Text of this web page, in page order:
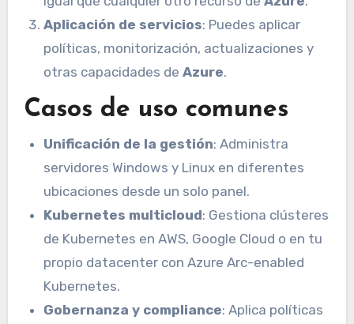
Aplicación de servicios: Puedes aplicar
políticas, monitorización, actualizaciones y
otras capacidades deAzure.
Casos de uso comunes
Unificación de la gestión: Administra
servidores Windows y Linux en diferentes
ubicaciones desde un solo panel.
Kubernetes multicloud: Gestiona clústeres
de Kubernetes en AWS, Google Cloud o en tu
propio datacenter con Azure Arc-enabled
Kubernetes.
Gobernanza y compliance: Aplica políticas